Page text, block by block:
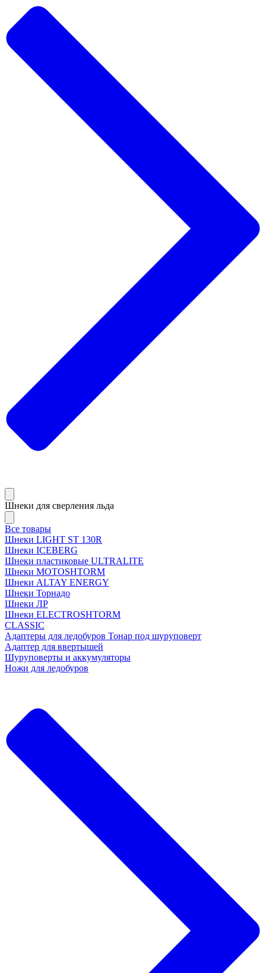
Шнеки для сверления льда
Все товары
Шнеки LIGHT ST 130R
Шнеки ICEBERG
Шнеки пластиковые ULTRALITE
Шнеки MOTOSHTORM
Шнеки ALTAY ENERGY
Шнеки Торнадо
Шнеки ЛР
Шнеки ELECTROSHTORM
CLASSIC
Адаптеры для ледобуров Тонар под шуруповерт
Адаптер для ввертышей
Шуруповерты и аккумуляторы
Ножи для ледобуров